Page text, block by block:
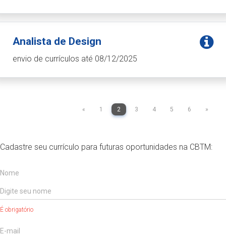
Analista de Design
envio de currículos até 08/12/2025
« 1 2 3 4 5 6 »
Cadastre seu currículo para futuras oportunidades na CBTM:
Nome
É obrigatório
E-mail